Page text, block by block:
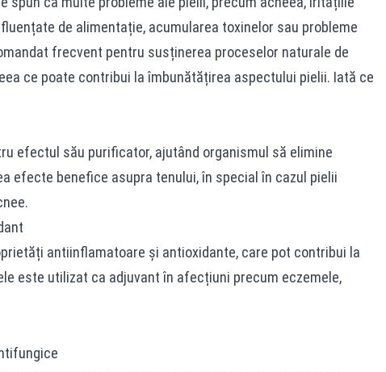
de alimentație, acumularea toxinelor sau probleme
frecvent pentru susținerea proceselor naturale de
ce poate contribui la îmbunătățirea aspectului pielii. Iată ce
efectul său purificator, ajutând organismul să elimine
efecte benefice asupra tenului, în special în cazul pielii
antiinflamatoare și antioxidante, care pot contribui la
este utilizat ca adjuvant în afecțiuni precum eczemele,